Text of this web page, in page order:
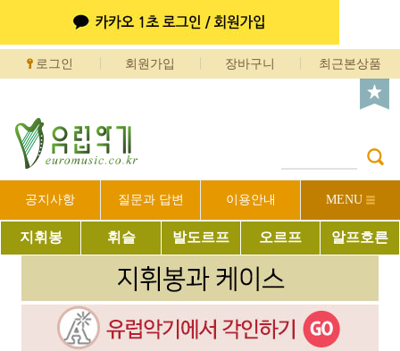
로그인 회원가입 장바구니 최근본상품
공지사항 질문과 답변 이용안내 MENU
지휘봉 휘슬 발도르프 오르프 알프호른